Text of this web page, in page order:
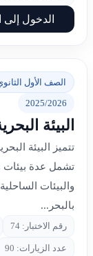
الدخول إلى
الصف الأول
2025/2026
البيئة
تتميز البيئة
تشمل عدة بيئات
والبيئات
بالبحر...
رقم الاختبار: 74
عدد الزيارات: 90